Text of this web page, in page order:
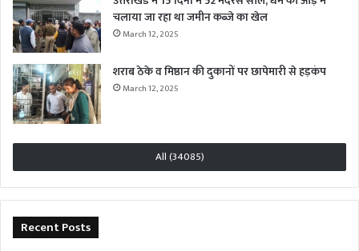
चलाया जा रहा था जमीन कब्जे का खेल
March 12, 2025
शराब ठेके व मिष्ठान की दुकानों पर छापेमारी से हड़कंप
March 12, 2025
All (34085)
Recent Posts